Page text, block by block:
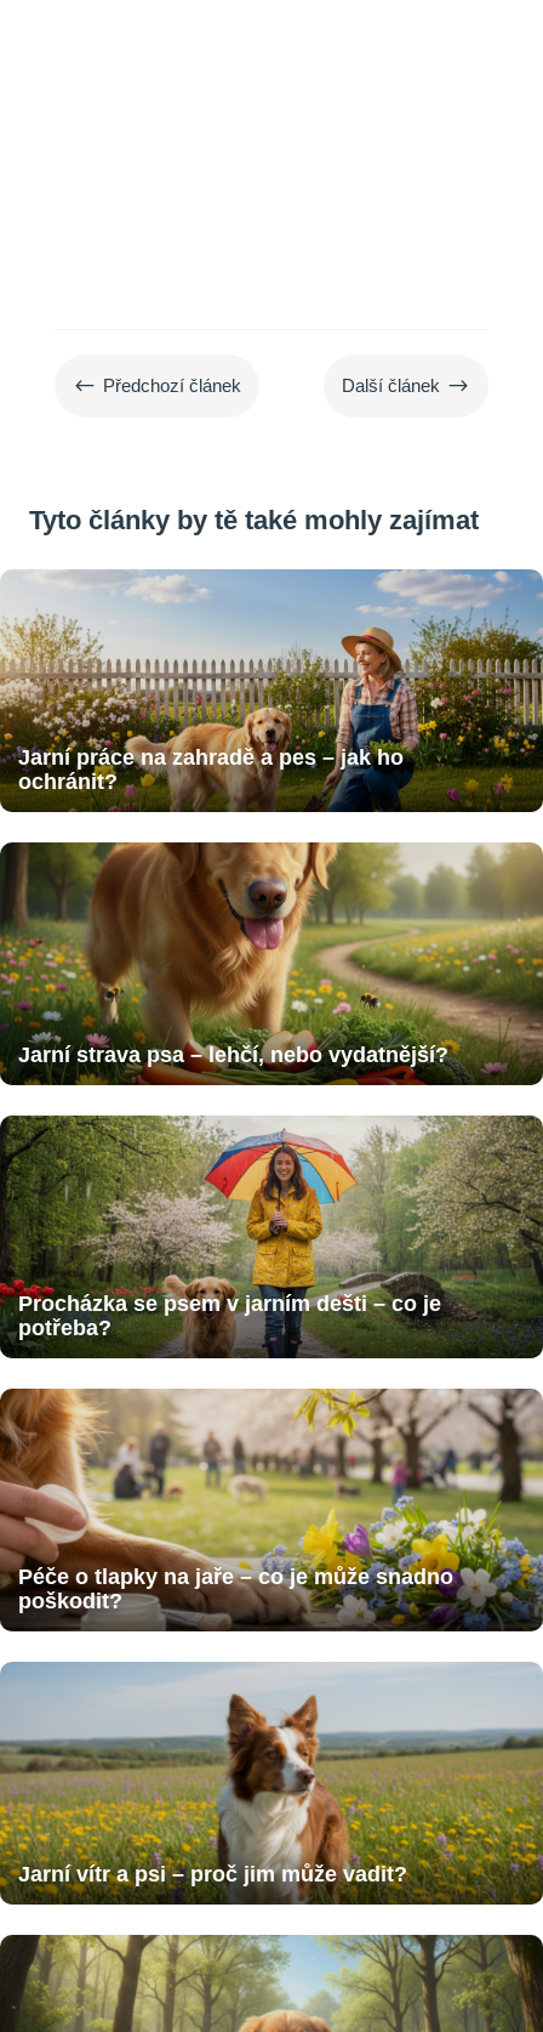
# Předchozí článek Další článek $
Tyto články by tě také mohly zajímat
Jarní práce na zahradě a pes – jak ho
ochránit?
Jarní strava psa – lehčí, nebo vydatnější?
Procházka se psem v jarním dešti – co je
potřeba?
Péče o tlapky na jaře – co je může snadno
poškodit?
Jarní vítr a psi – proč jim může vadit?